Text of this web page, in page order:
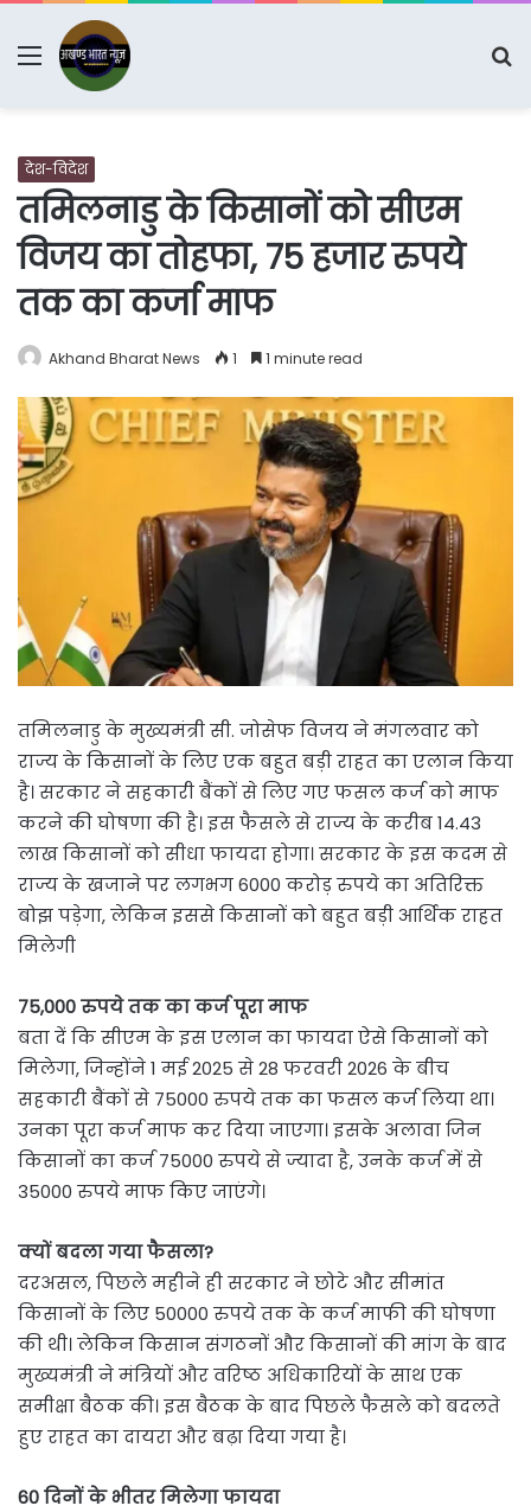
Menu
देश-विदेश
तमिलनाडु के किसानों को सीएम
विजय का तोहफा, 75 हजार रुपये
तक का कर्जा माफ
Akhand Bharat News 1 1 minute read
तमिलनाडु के मुख्यमंत्री सी. जोसेफ विजय ने मंगलवार को
राज्य के किसानों के लिए एक बहुत बड़ी राहत का एलान किया
है। सरकार ने सहकारी बैंकों से लिए गए फसल कर्ज को माफ
करने की घोषणा की है। इस फैसले से राज्य के करीब 14.43
लाख किसानों को सीधा फायदा होगा। सरकार के इस कदम से
राज्य के खजाने पर लगभग 6000 करोड़ रुपये का अतिरिक्त
बोझ पड़ेगा, लेकिन इससे किसानों को बहुत बड़ी आर्थिक राहत
मिलेगी
75,000 रुपये तक का कर्ज पूरा माफ
बता दें कि सीएम के इस एलान का फायदा ऐसे किसानों को
मिलेगा, जिन्होंने 1 मई 2025 से 28 फरवरी 2026 के बीच
सहकारी बैंकों से 75000 रुपये तक का फसल कर्ज लिया था।
उनका पूरा कर्ज माफ कर दिया जाएगा। इसके अलावा जिन
किसानों का कर्ज 75000 रुपये से ज्यादा है, उनके कर्ज में से
35000 रुपये माफ किए जाएंगे।
क्यों बदला गया फैसला?
दरअसल, पिछले महीने ही सरकार ने छोटे और सीमांत
किसानों के लिए 50000 रुपये तक के कर्ज माफी की घोषणा
की थी। लेकिन किसान संगठनों और किसानों की मांग के बाद
मुख्यमंत्री ने मंत्रियों और वरिष्ठ अधिकारियों के साथ एक
समीक्षा बैठक की। इस बैठक के बाद पिछले फैसले को बदलते
हुए राहत का दायरा और बढ़ा दिया गया है।
60 दिनों के भीतर मिलेगा फायदा